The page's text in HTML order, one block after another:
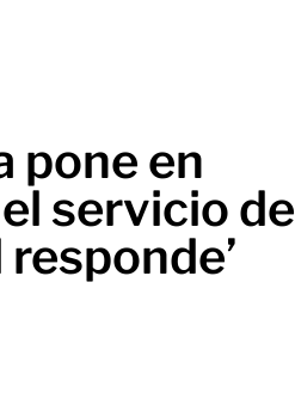
pone en
servicio de